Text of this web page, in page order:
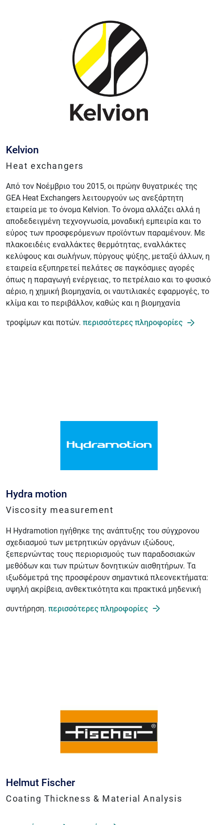
Kelvion
Heat exchangers
Από τον Νοέμβριο του 2015, οι πρώην θυγατρικές της
GEA Heat Exchangers λειτουργούν ως ανεξάρτητη
εταιρεία με το όνομα Kelvion. Το όνομα αλλάζει αλλά η
αποδεδειγμένη τεχνογνωσία, μοναδική εμπειρία και το
εύρος των προσφερόμενων προϊόντων παραμένουν. Με
πλακοειδέις εναλλάκτες θερμότητας, εναλλάκτες
κελύφους και σωλήνων, πύργους ψύξης, μεταξύ άλλων, η
εταιρεία εξυπηρετεί πελάτες σε παγκόσμιες αγορές
όπως η παραγωγή ενέργειας, το πετρέλαιο και το φυσικό
αέριο, η χημική βιομηχανία, οι ναυτιλιακές εφαρμογές, το
κλίμα και το περιβάλλον, καθώς και η βιομηχανία
τροφίμων και ποτών. περισσότερες πληροφορίες
Hydra motion
Viscosity measurement
Η Hydramotion ηγήθηκε της ανάπτυξης του σύγχρονου
σχεδιασμού των μετρητικών οργάνων ιξώδους,
ξεπερνώντας τους περιορισμούς των παραδοσιακών
μεθόδων και των πρώτων δονητικών αισθητήρων. Τα
ιξωδόμετρά της προσφέρουν σημαντικά πλεονεκτήματα:
υψηλή ακρίβεια, ανθεκτικότητα και πρακτικά μηδενική
συντήρηση. περισσότερες πληροφορίες
Helmut Fischer
Coating Thickness & Material Analysis